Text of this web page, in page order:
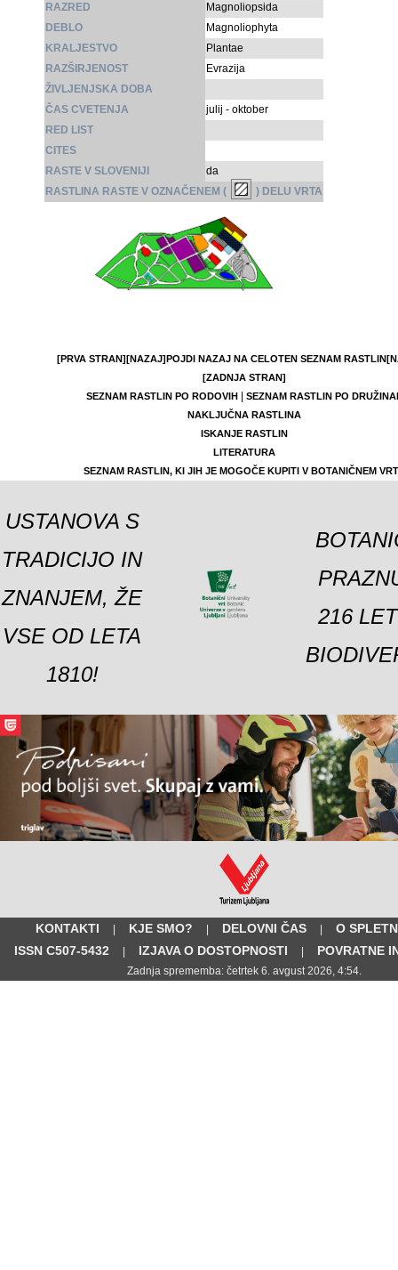
RAZRED
Magnoliopsida
DEBLO
Magnoliophyta
KRALJESTVO
Plantae
RAZŠIRJENOST
Evrazija
ŽIVLJENJSKA DOBA
ČAS CVETENJA
julij - oktober
RED LIST
CITES
RASTE V SLOVENIJI
da
RASTLINA RASTE V OZNAČENEM (
) DELU VRTA
[PRVA STRAN][NAZAJ]POJDI NAZAJ NA CELOTEN SEZNAM RASTLIN
[ZADNJA STRAN]
SEZNAM RASTLIN PO RODOVIH|
SEZNAM RASTLIN PO
NAKLJUČNA RASTLINA
ISKANJE RASTLIN
LITERATURA
SEZNAM RASTLIN, KI JIH JE MOGOČE KUPITI V BOTANIČNEM
USTANOVA S
TRADICIJO IN
ZNANJEM, ŽE
VSE OD LETA
1810!
216
KONTAKTI | KJE SMO? | DELOVNI ČAS |
O
ISSN C507-5432
| IZJAVA O DOSTOPNOSTI | POVRATNE
Zadnja sprememba: četrtek 6. avgust 2026, 4:54.